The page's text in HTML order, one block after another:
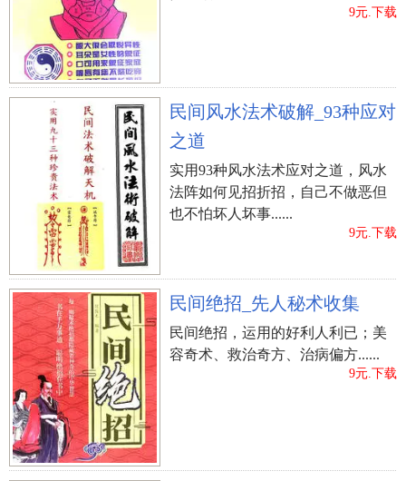
9元.下载
民间风水法术破解_93种应对
之道
实用93种风水法术应对之道，风水
法阵如何见招折招，自己不做恶但
也不怕坏人坏事......
9元.下载
民间绝招_先人秘术收集
民间绝招，运用的好利人利已；美
容奇术、救治奇方、治病偏方......
9元.下载